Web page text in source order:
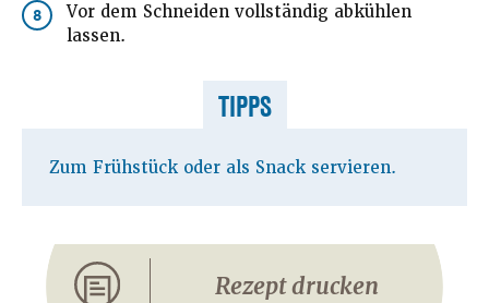
8
Vor dem Schneiden vollständig abkühlen
lassen.
TIPPS
Zum Frühstück oder als Snack servieren.
Rezept drucken